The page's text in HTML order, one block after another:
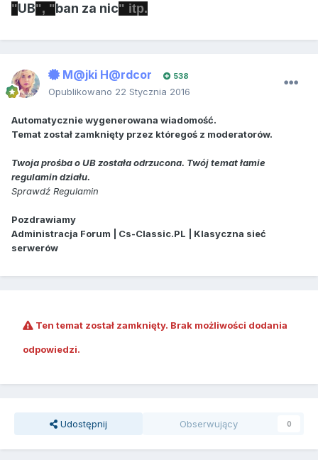
"UB", "ban za nic" itp.
M@jki H@rdcor 538
Opublikowano 22 Stycznia 2016
Automatycznie wygenerowana wiadomość.
Temat został zamknięty przez któregoś z moderatorów.
Twoja prośba o UB została odrzucona. Twój temat łamie
regulamin działu.
Sprawdź Regulamin
Pozdrawiamy
Administracja Forum | Cs-Classic.PL | Klasyczna sieć
serwerów
Ten temat został zamknięty. Brak możliwości dodania
odpowiedzi.
Udostępnij Obserwujący 0